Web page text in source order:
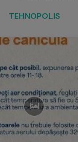
TEHNOPOLIS